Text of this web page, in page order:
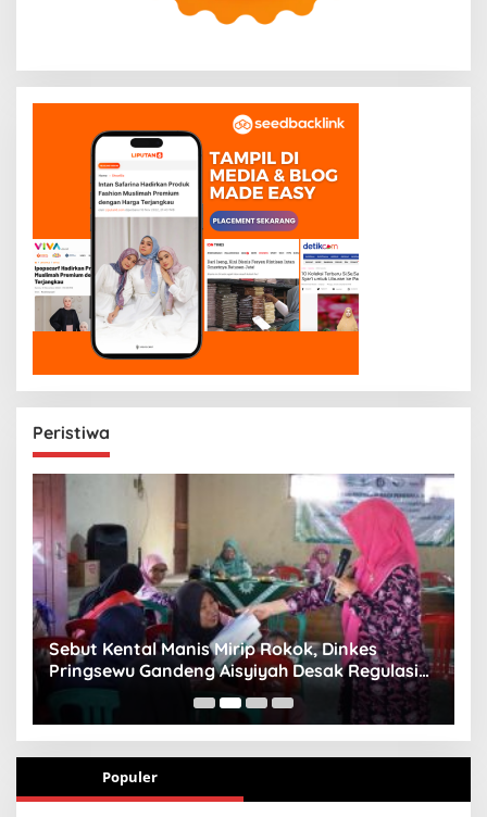
Peristiwa
Sebut Kental Manis Mirip Rokok, Dinkes
Pringsewu Gandeng Aisyiyah Desak Regulasi
Gizi Anak
Populer